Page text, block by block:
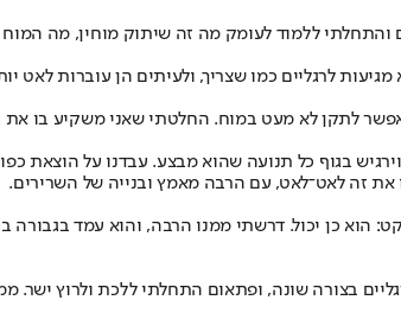
ללמוד לעומק מה זה שיתוק מוחין, מה המוח
לרגליים כמו שצריך, ולעיתים הן עוברות לאט
לתקן לא מעט במוח. החלטתי שאני משקיע בו את
בגוף כל תנועה שהוא מבצע. עבדנו על הוצאת
את זה לאט־לאט, עם הרבה מאמץ ובנייה של השרירים.
הוא כן יכול. דרשתי ממנו הרבה, והוא עמד
בצורה שונה, ופתאום התחלתי ללכת ולרוץ ישר.